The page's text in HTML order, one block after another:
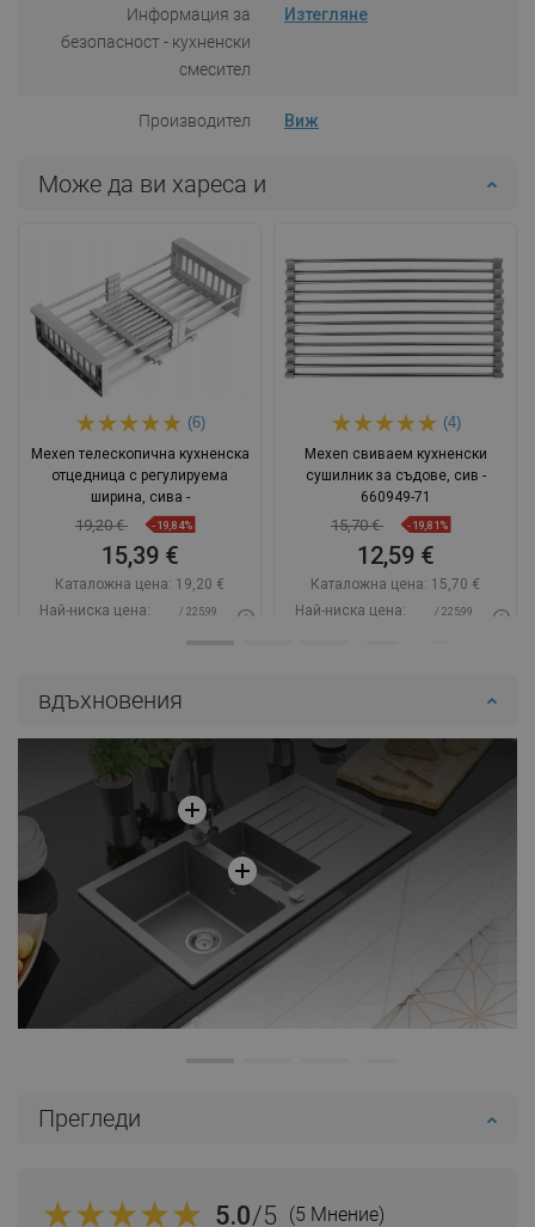
Информация за
безопасност - кухненски
смесител
Изтегляне
Производител Виж
Може да ви хареса и
(6)
Mexen телескопична кухненска
отцедница с регулируема
ширина, сива -
19,20 € -19,84%
15,39 €
Каталожна цена: 19,20 €
Най-ниска цена:
/ 225,99
Добави в количката
favorite_border Любима
Сравнете
(4)
Mexen свиваем кухненски
сушилник за съдове, сив -
660949-71
15,70 € -19,81%
12,59 €
Каталожна цена: 15,70 €
Най-ниска цена:
/ 225,99
Добави в количката
favorite_border Любима
Сравнете
вдъхновения
Прегледи
5.0/5 (5 Мнение)